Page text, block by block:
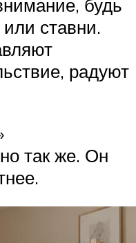
будь
ставни.
радуют
так же. Он